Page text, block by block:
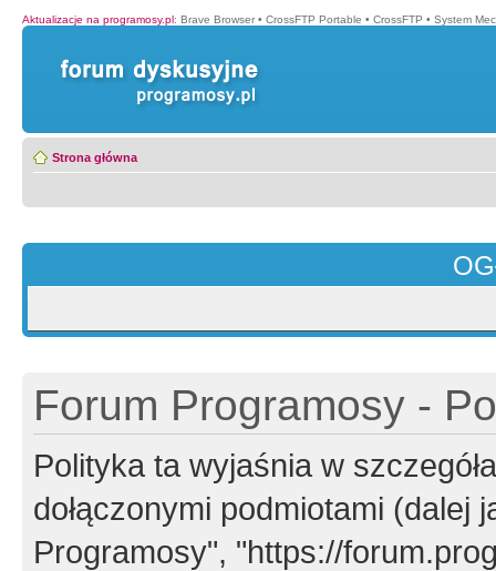
Aktualizacje na programosy.pl: Brave Browser • CrossFTP Portable • CrossFTP • System
Strona główna
Forum Programosy -
Polityka ta wyjaśnia w
dołączonymi podmiotami (dalej
Programosy", "https://